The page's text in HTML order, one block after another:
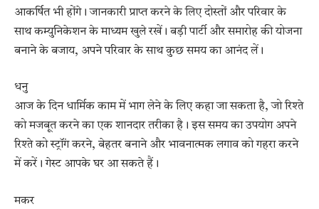
आकर्षित भी होंगे। जानकारी प्राप्त करने के लिए दोस्तों और परिवार के
साथ कम्युनिकेशन के माध्यम खुले रखें। बड़ी पार्टी और समारोह की योजना
बनाने के बजाय, अपने परिवार के साथ कुछ समय का आनंद लें।
धनु
आज के दिन धार्मिक काम में भाग लेने के लिए कहा जा सकता है, जो रिश्ते
को मजबूत करने का एक शानदार तरीका है। इस समय का उपयोग अपने
रिश्ते को स्ट्रॉंग करने, बेहतर बनाने और भावनात्मक लगाव को गहरा करने
में करें। गेस्ट आपके घर आ सकते हैं।
मकर